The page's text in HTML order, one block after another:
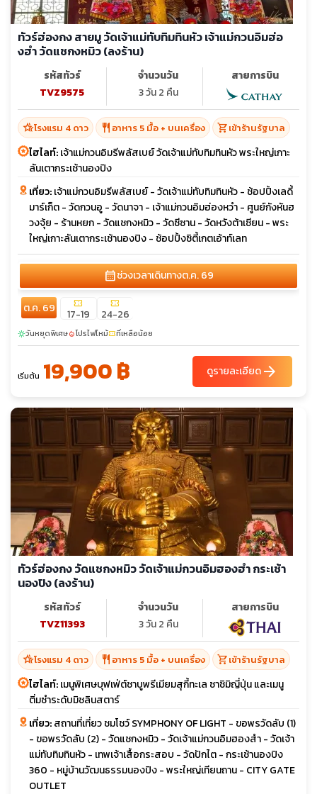
ทัวร์ฮ่องกง สายมู วัดเจ้าแม่ทับทิมทินหัว เจ้าแม่กวนอิมฮ่อ
งฮำ วัดแชกงหมิว (ลงร้าน)
รหัสทัวร์
TVZ9575
จำนวนวัน
3 วัน 2 คืน
สายการบิน
hotel_classโรงแรม 4 ดาว restaurant อาหาร 5 มื้อ + บนเครื่อง shopping_cartเข้าร้านรัฐบาล
ไฮไลท์:เจ้าแม่กวนอิมรีพลัสเบย์ วัดเจ้าแม่ทับทิมทินหัว พระใหญ่เกาะ
ลันเตากระเช้านองปิง
เที่ยว:เจ้าแม่กวนอิมรีพลัสเบย์ - วัดเจ้าแม่ทับทิมทินหัว - ช้อปปิ้งเลดี้
มาร์เก็ต - วัดกวนอู - วัดนาจา - เจ้าแม่กวนอิมฮ่องหวำ - ศูนย์กังหันฮ
วงจุ้ย - ร้านหยก - วัดแชกงหมิว - วัดซีซาน - วัดหวังต้าเซียน - พระ
ใหญ่เกาะลันเตากระเช้านองปิง - ช้อปปิ้งซิตี้เกตเอ้าท์เลท
calendar_monthช่วงเวลาเดินทางต.ค. 69
ต.ค. 69 confirmation_number
17-19
confirmation_number
24-26
sunnyวันหยุดพิเศษlocal_fire_departmentโปรไฟไหม้confirmation_numberที่เหลือน้อย
เริ่มต้น 19,900 ฿ ดูรายละเอียดarrow_forward
ทัวร์ฮ่องกง วัดแชกงหมิว วัดเจ้าแม่กวนอิมฮองฮำ กระเช้า
นองปิง (ลงร้าน)
รหัสทัวร์
TVZ11393
จำนวนวัน
3 วัน 2 คืน
สายการบิน
hotel_classโรงแรม 4 ดาว restaurant อาหาร 5 มื้อ + บนเครื่อง shopping_cartเข้าร้านรัฐบาล
ไฮไลท์:เมนูพิเศษบุฟเฟ่ต์ชาบูพรีเมียมสุกี้ทะเล ซาชิมิญี่ปุ่น และเมนู
ติ่มซำระดับมิชลินสตาร์
เที่ยว:สถานที่เที่ยว ชมโชว์ SYMPHONY OF LIGHT - ขอพรวัดลับ (1)
- ขอพรวัดลับ (2) - วัดแชกงหมิว - วัดเจ้าแม่กวนอิมฮองสำ - วัดเจ้า
แม่ทับทิมทินหัว - เทพเจ้าเสื้อกระสอบ - วัดปักไต - กระเช้านองปิง
360 - หมู่บ้านวัฒนธรรมนองปิง - พระใหญ่เทียนถาน - CITY GATE
OUTLET